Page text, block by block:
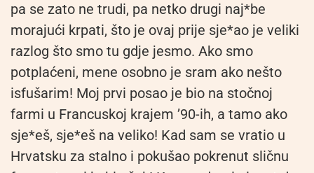
pa se zato ne trudi, pa netko drugi naj*be
morajući krpati, što je ovaj prije sje*ao je veliki
razlog što smo tu gdje jesmo. Ako smo
potplaćeni, mene osobno je sram ako nešto
isfušarim! Moj prvi posao je bio na stočnoj
farmi u Francuskoj krajem ’90-ih, a tamo ako
sje*eš, sje*eš na veliko! Kad sam se vratio u
Hrvatsku za stalno i pokušao pokrenut sličnu